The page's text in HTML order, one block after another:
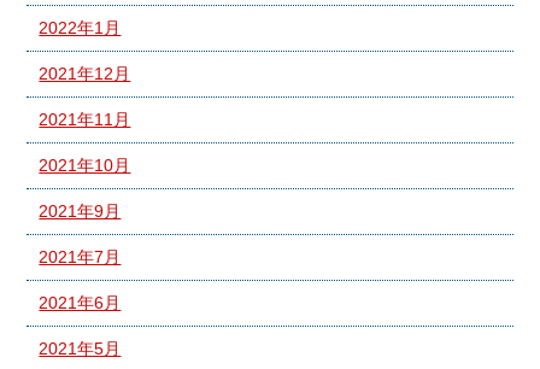
2022年1月
2021年12月
2021年11月
2021年10月
2021年9月
2021年7月
2021年6月
2021年5月